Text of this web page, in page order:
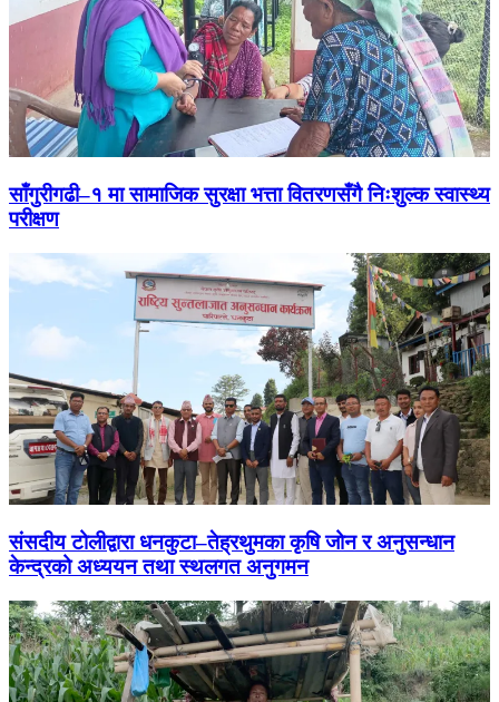
साँगुरीगढी–१ मा सामाजिक सुरक्षा भत्ता वितरणसँगै निःशुल्क स्वास्थ्य
परीक्षण
संसदीय टोलीद्वारा धनकुटा–तेह्रथुमका कृषि जोन र अनुसन्धान
केन्द्रको अध्ययन तथा स्थलगत अनुगमन